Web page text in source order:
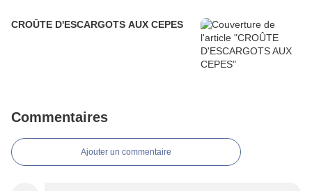
CROÛTE D'ESCARGOTS AUX CEPES
Commentaires
Ajouter un commentaire